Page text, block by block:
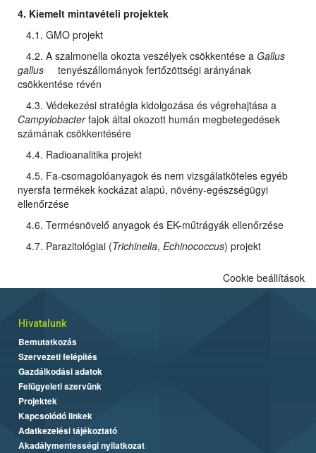
4. Kiemelt mintavételi projektek
4.1. GMO projekt
4.2. A szalmonella okozta veszélyek csökkentése a Gallus
gallus tenyészállományok fertőzöttségi arányának
csökkentése révén
4.3. Védekezési stratégia kidolgozása és végrehajtása a
Campylobacterfajok által okozott humán megbetegedések
számának csökkentésére
4.4. Radioanalitika projekt
4.5. Fa-csomagolóanyagok és nem vizsgálatköteles egyéb
nyersfa termékek kockázat alapú, növény-egészségügyi
ellenőrzése
4.6. Termésnövelő anyagok és EK-műtrágyák ellenőrzése
4.7. Parazitológiai (Trichinella, Echinococcus) projekt
Cookie beállítások
Hivatalunk
Bemutatkozás
Szervezeti felépítés
Gazdálkodási adatok
Felügyeleti szervünk
Projektek
Kapcsolódó linkek
Adatkezelési tájékoztató
Akadálymentességi nyilatkozat